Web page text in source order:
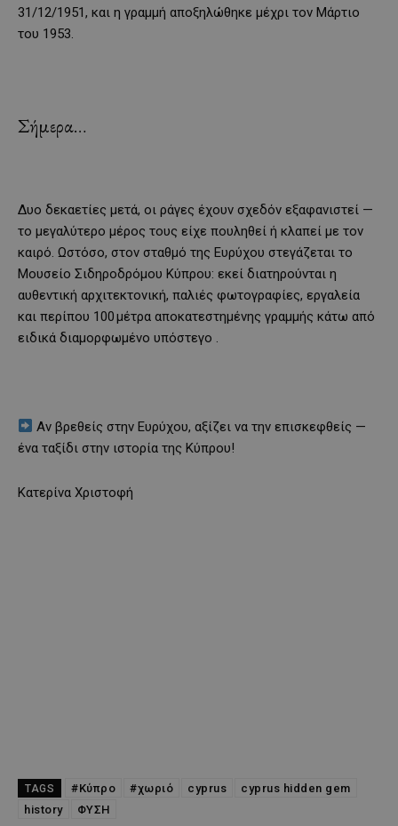
31/12/1951, και η γραμμή αποξηλώθηκε μέχρι τον Μάρτιο
του 1953.
Σήμερα…
Δυο δεκαετίες μετά, οι ράγες έχουν σχεδόν εξαφανιστεί —
το μεγαλύτερο μέρος τους είχε πουληθεί ή κλαπεί με τον
καιρό. Ωστόσο, στον σταθμό της Ευρύχου στεγάζεται το
Μουσείο Σιδηροδρόμου Κύπρου: εκεί διατηρούνται η
αυθεντική αρχιτεκτονική, παλιές φωτογραφίες, εργαλεία
και περίπου 100 μέτρα αποκατεστημένης γραμμής κάτω από
ειδικά διαμορφωμένο υπόστεγο .
Αν βρεθείς στην Ευρύχου, αξίζει να την επισκεφθείς —
ένα ταξίδι στην ιστορία της Κύπρου!
Κατερίνα Χριστοφή
TAGS #Κύπρο #χωριό cyprus
cyprus hidden gem
history
ΦΥΣΗ